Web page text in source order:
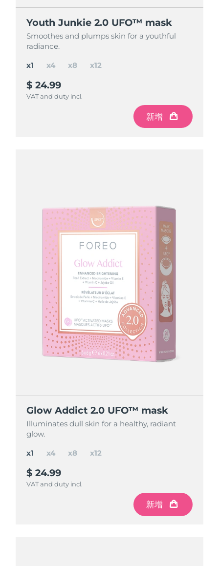
Youth Junkie 2.0 UFO™ mask
Smoothes and plumps skin for a youthful
radiance.
$ 24.99
VAT and duty incl.
新增
Youth Junkie 2.0 UFO™ mask
Smoothes and plumps skin for a youthful
radiance.
$ 84.97
VAT and duty incl.
新增
Youth Junkie 2.0 UFO™ mask
Smoothes and plumps skin for a youthful
radiance.
$ 150 $ 199.92
VAT and duty incl.
新增
Youth Junkie 2.0 UFO™ mask
Smoothes and plumps skin for a youthful
radiance.
$ 195 $ 299.88
VAT and duty incl.
新增
x1 x4 x8 x12
Glow Addict 2.0 UFO™ mask
Illuminates dull skin for a healthy, radiant
glow.
$ 24.99
VAT and duty incl.
新增
Glow Addict 2.0 UFO™ mask
Illuminates dull skin for a healthy, radiant
glow.
$ 84.97
VAT and duty incl.
新增
Glow Addict 2.0 UFO™ mask
Illuminates dull skin for a healthy, radiant
glow.
$ 150 $ 199.92
VAT and duty incl.
新增
Glow Addict 2.0 UFO™ mask
Illuminates dull skin for a healthy, radiant
glow.
$ 195 $ 299.88
VAT and duty incl.
新增
x1 x4 x8 x12